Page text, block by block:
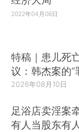
2022年04月06日
特稿｜患儿死
议：韩杰案的“
2026年08月10日
足浴店卖淫案
有人当股东有